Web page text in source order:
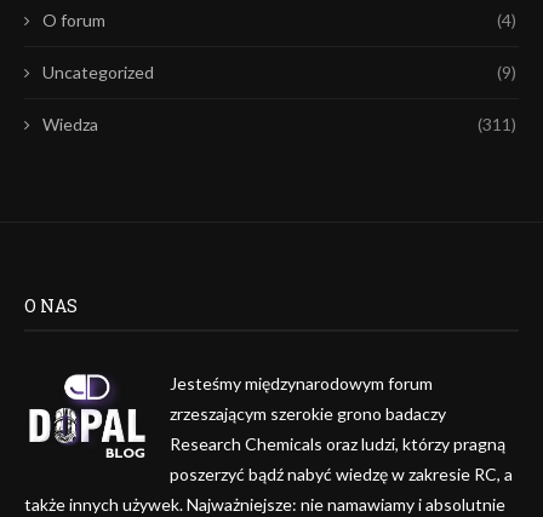
O forum (4)
Uncategorized (9)
Wiedza (311)
O NAS
Jesteśmy międzynarodowym forum
zrzeszającym szerokie grono badaczy
Research Chemicals oraz ludzi, którzy pragną
poszerzyć bądź nabyć wiedzę w zakresie RC, a
także innych używek. Najważniejsze: nie namawiamy i absolutnie